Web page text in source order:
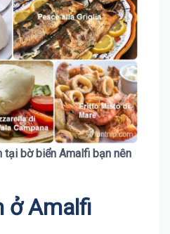
tại bờ biển Amalfi bạn nên
ởAmalfi